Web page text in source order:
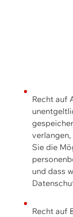
Recht auf
Sie die
und dass
Recht auf